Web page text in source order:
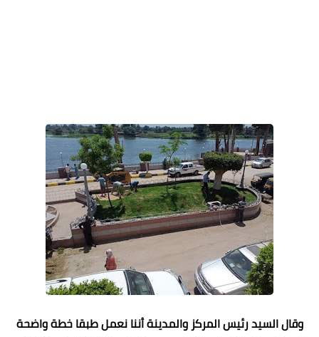
وقال السيد رئيس المركز والمدينة أننا نعمل طبقا خطة واضحة